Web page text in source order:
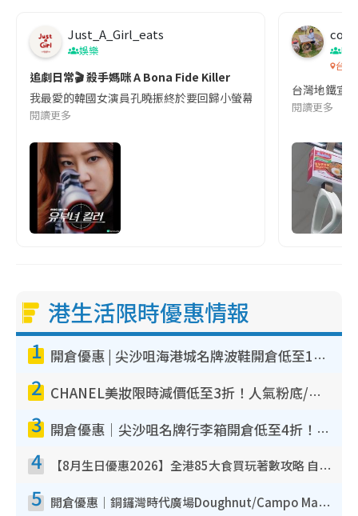
Just_A_Girl_eats
娛樂
追劇日常🎬 殺手媽咪 A Bona Fide Killer
我最愛的韓國女演員孔曉振終於要回歸小螢幕啦!這次的劇本改編
閱讀更多
co
吹
台灣
台灣地鐵宣
閱讀更多
港生活限時優惠情報
1 開倉優惠 | 尖沙咀海港城名牌波鞋開倉低至1折！On鞋$899起／Joy&Peace鞋履$98起
2 CHANEL美妝限時減價低至3折！人氣粉底/唇膏/精華液低至$275！COCO香水都有平
3 開倉優惠｜尖沙咀名牌行李箱開倉低至4折！一連5日 American Tourister/ace./Hallmark $200起！
4 【8月生日優惠2026】全港85大食買玩著數攻略 自助餐/火鍋放題同行免費＋誠品/DONKI送現金券
5 開倉優惠｜銅鑼灣時代廣場Doughnut/Campo Marzio開倉低至1折！背囊、書包、手袋劈價$200起